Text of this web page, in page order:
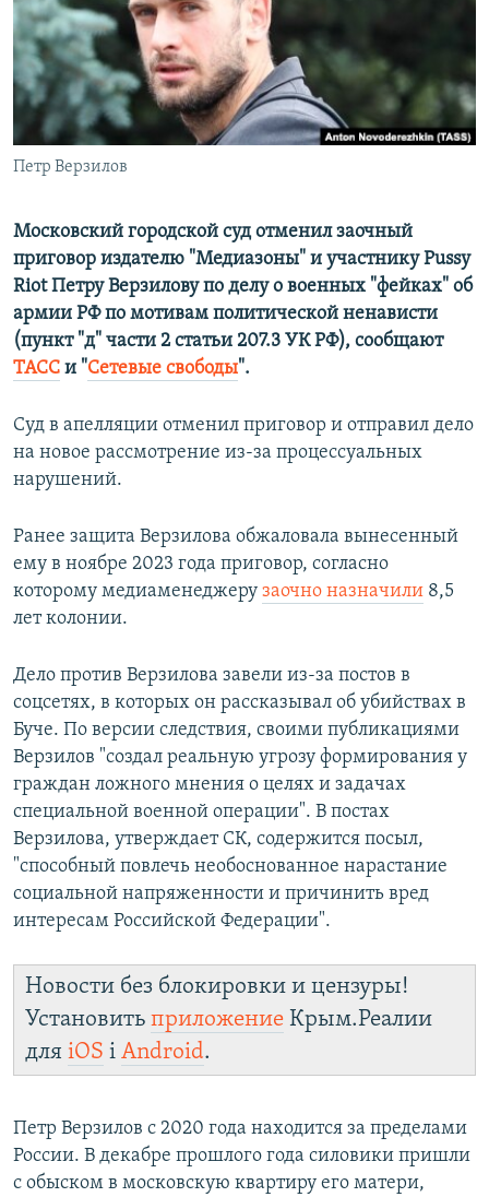
ПОБЕДИТЕЛЕЙ НЕ СУДЯТ?
КРЫМ.НЕПОКОРЕННЫЙ
ELIFBE
УКРАИНСКАЯ ПРОБЛЕМА КРЫМА
ПРИСОЕДИНЯЙТЕСЬ!
Все сайты RFE/RL
Петр Верзилов
Московский городской суд отменил заочный
приговор издателю "Медиазоны" и участнику Pussy
Riot Петру Верзилову по делу о военных "фейках" об
армии РФ по мотивам политической ненависти
(пункт "д" части 2 статьи 207.3 УК РФ), сообщают
ТАСС и "Сетевые свободы".
Суд в апелляции отменил приговор и отправил дело
на новое рассмотрение из-за процессуальных
нарушений.
Ранее защита Верзилова обжаловала вынесенный
ему в ноябре 2023 года приговор, согласно
которому медиаменеджеру заочно назначили 8,5
лет колонии.
Дело против Верзилова завели из-за постов в
соцсетях, в которых он рассказывал об убийствах в
Буче. По версии следствия, своими публикациями
Верзилов "создал реальную угрозу формирования у
граждан ложного мнения о целях и задачах
специальной военной операции". В постах
Верзилова, утверждает СК, содержится посыл,
"способный повлечь необоснованное нарастание
социальной напряженности и причинить вред
интересам Российской Федерации".
Новости без блокировки и цензуры!
Установить приложение Крым.Реалии
для iOS і Android.
Петр Верзилов с 2020 года находится за пределами
России. В декабре прошлого года силовики пришли
с обыском в московскую квартиру его матери,